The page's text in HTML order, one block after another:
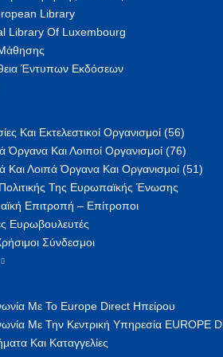
Library
Library Of Luxembourg
Έντυπων Εκδόσεων
Και Εκτελεστικοί Οργανισμοί (56)
Όργανα Και Λοιποί Οργανισμοί (76)
Και Λοιπά Όργανα Και Οργανισμοί (51)
Της Ευρωπαϊκής Ένωσης
Επιτροπή – Επίτροποι
Ευρωβουλευτές
Σύνδεσμοι
Με Το Europe Direct Ηπείρου
Με Την Κεντρική Υπηρεσία EUROPE
Και Καταγγελίες